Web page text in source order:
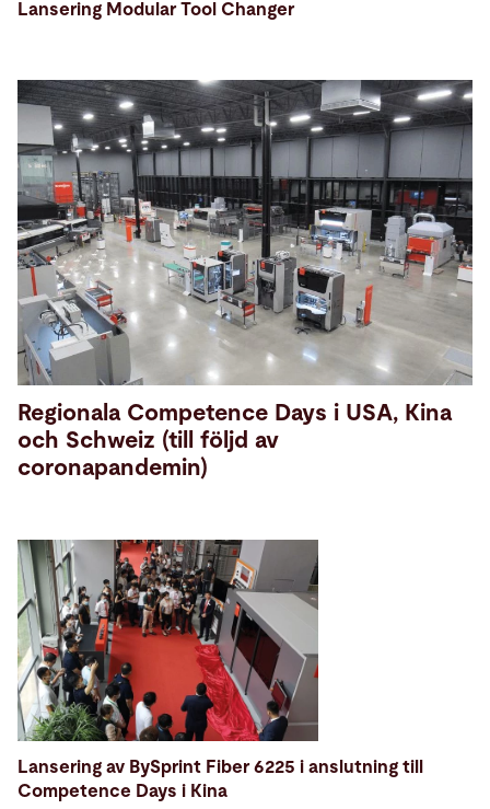
Lansering Modular Tool Changer
Regionala Competence Days i USA, Kina
och Schweiz (till följd av
coronapandemin)
Lansering av BySprint Fiber 6225 i anslutning till
Competence Days i Kina